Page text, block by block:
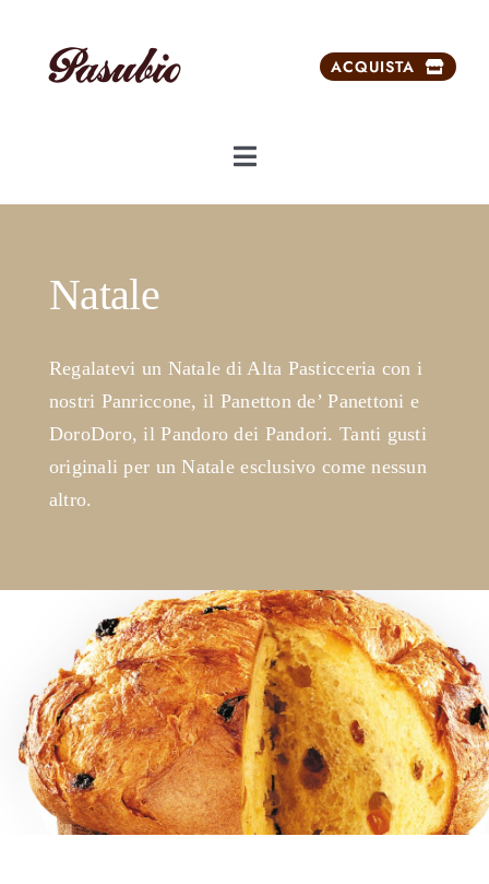
contenuto
ACQUISTA
Toggle
Navigation
Dolci da ricorrenze
Carrello
Natale
Regalatevi un Natale di Alta Pasticceria con i
nostri Panriccone, il Panetton de’ Panettoni e
DoroDoro, il Pandoro dei Pandori. Tanti gusti
originali per un Natale esclusivo come nessun
altro.